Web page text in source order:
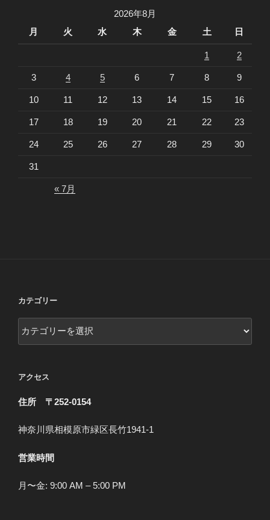
2026年8月
月
火 水 木 金 土 日
1 2
3 4 5 6 7 8 9
10 11 12 13 14 15 16
17 18 19 20 21 22 23
24 25 26 27 28 29 30
31
« 7月
カテゴリー
テ
ー
アクセス
住所 〒252-0154
神奈川県相模原市緑区長竹1941-1
営業時間
月〜金: 9:00 AM – 5:00 PM